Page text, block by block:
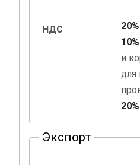
НДС 20%
10%
и
для
20%
Экспорт